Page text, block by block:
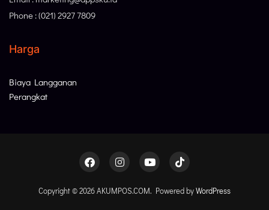
Phone : (021) 2927 7809
Harga
Biaya Langganan
Perangkat
Copyright © 2026 AKUMPOS.COM. Powered byWordPress